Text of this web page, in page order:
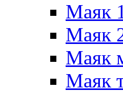
Маяк
Маяк
Маяк
Маяк